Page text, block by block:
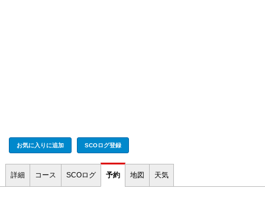
お気に入りに追加 SCOログ登録
詳細 コース SCOログ 予約 地図 天気